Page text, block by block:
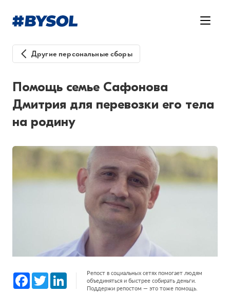
Другие персональные сборы
Помощь семье Сафонова
Дмитрия для перевозки его тела
на родину
Facebook
Twitter LinkedInРепост в социальных сетях помогает людям
объединяться и быстрее собирать деньги.
Поддержи репостом — это тоже помощь.